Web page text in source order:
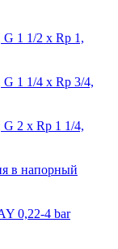
1 1/2 x Rp 1,
1 1/4 x Rp 3/4,
2 x Rp 1 1/4,
в напорный
0,22-4 bar